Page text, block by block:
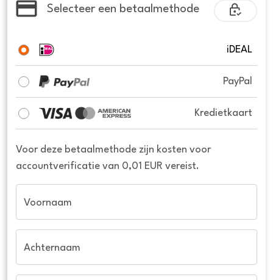
Selecteer een betaalmethode
iDEAL
PayPal
Kredietkaart
Voor deze betaalmethode zijn kosten voor
accountverificatie van 0,01 EUR vereist.
Voornaam
Achternaam